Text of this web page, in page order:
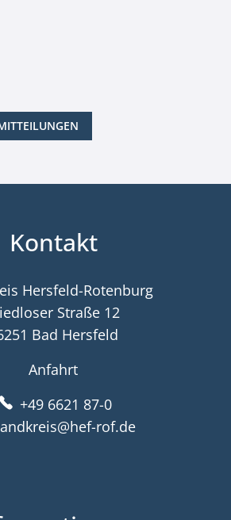
Kontakt
Hersfeld-Rotenburg
Straße 12
Bad Hersfeld
Anfahrt
+49 6621 87-0
rof.de